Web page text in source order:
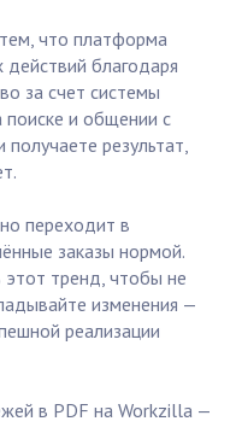
что платформа
благодаря
за счет системы
и общении с
результат,
переходит в
заказы нормой.
этот тренд, чтобы не
изменения —
реализации
в PDF на Workzilla —